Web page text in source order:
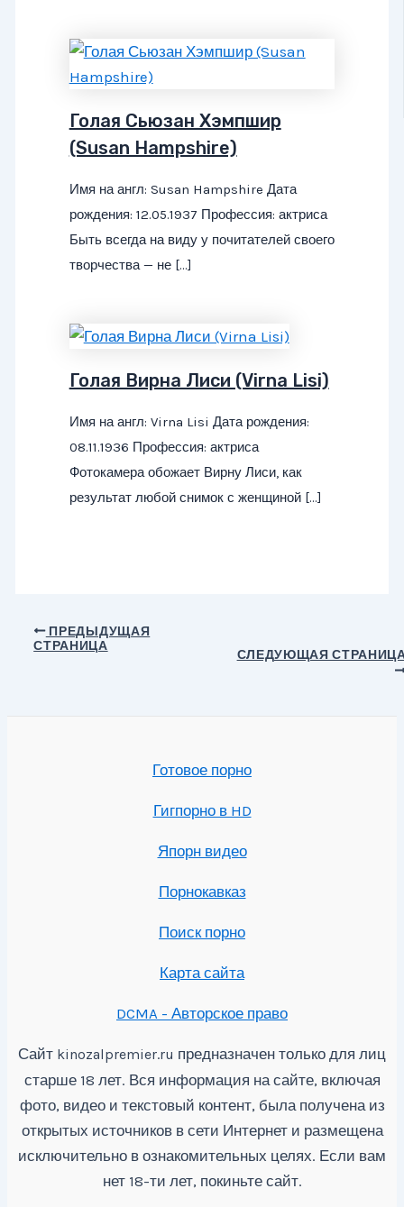
Голая Сьюзан Хэмпшир
(Susan Hampshire)
Имя на англ: Susan Hampshire Дата
рождения: 12.05.1937 Профессия: актриса
Быть всегда на виду у почитателей своего
творчества — не […]
Голая Вирна Лиси (Virna Lisi)
Имя на англ: Virna Lisi Дата рождения:
08.11.1936 Профессия: актриса
Фотокамера обожает Вирну Лиси, как
результат любой снимок с женщиной […]
Навигация
ПРЕДЫДУЩАЯ
СТРАНИЦА
СЛЕДУЮЩАЯ
Готовое порно
Гигпорно в HD
Япорн видео
Порнокавказ
Поиск порно
Карта сайта
DCMA - Авторское право
Сайт kinozalpremier.ru предназначен только для лиц
старше 18 лет. Вся информация на сайте, включая
фото, видео и текстовый контент, была получена из
открытых источников в сети Интернет и размещена
исключительно в ознакомительных целях. Если вам
нет 18-ти лет, покиньте сайт.